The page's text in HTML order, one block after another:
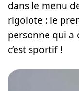
dans le menu
rigolote : le
personne qui a
c’est sportif !